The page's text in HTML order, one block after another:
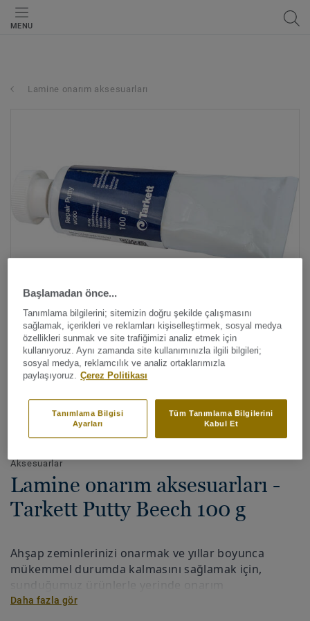
MENU
Lamine onarım aksesuarları
Tüm renkleri görüntüleyin (39)
Aksesuarlar
Lamine onarım aksesuarları -
Tarkett Putty Beech 100 g
Ahşap zeminlerinizi onarmak ve yıllar boyunca
mükemmel durumda kalmasını sağlamak için,
sunduğumuz ürünlerle yerinde onarım
yapabilirsiniz.
Daha fazla gör
Başlamadan önce...
Tanımlama bilgilerini; sitemizin doğru şekilde çalışmasını
sağlamak, içerikleri ve reklamları kişiselleştirmek, sosyal medya
özellikleri sunmak ve site trafiğimizi analiz etmek için
kullanıyoruz. Aynı zamanda site kullanımınızla ilgili bilgileri;
sosyal medya, reklamcılık ve analiz ortaklarımızla
paylaşıyoruz. Çerez Politikası
Tüm Tanımlama Bilgilerini
Kabul Et
Tanımlama Bilgisi
Ayarları